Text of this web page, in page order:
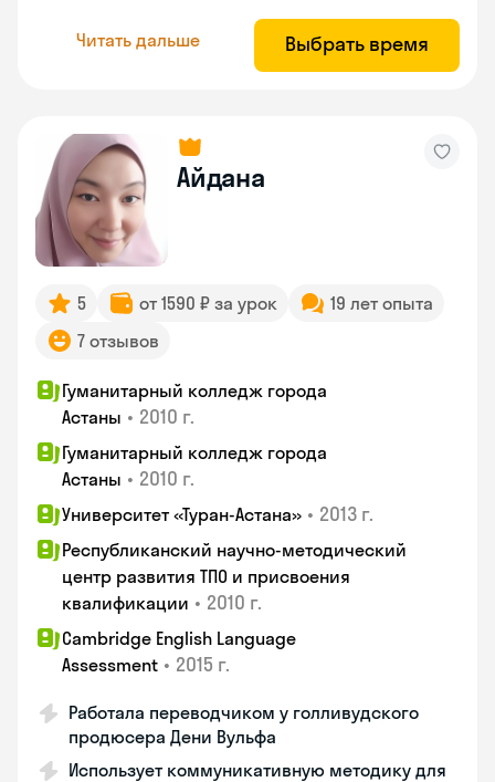
Читать дальше Выбрать время
Айдана
5 от 1590 ₽ за урок
19 лет опыта
7 отзывов
Гуманитарный колледж города
Астаны • 2010 г.
Гуманитарный колледж города
Астаны • 2010 г.
Университет «Туран-Астана» • 2013 г.
Республиканский научно-методический
центр развития ТПО и присвоения
квалификации • 2010 г.
Cambridge English Language
Assessment • 2015 г.
Работала переводчиком у голливудского
продюсера Дени Вульфа
Использует коммуникативную методику для